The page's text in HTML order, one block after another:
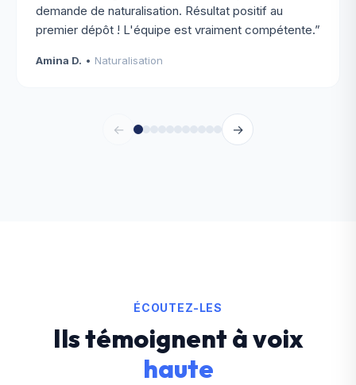
demande de naturalisation. Résultat positif au
premier dépôt ! L'équipe est vraiment compétente.”
Amina D. • Naturalisation
← →
ÉCOUTEZ-LES
Ils témoignent à voix
haute